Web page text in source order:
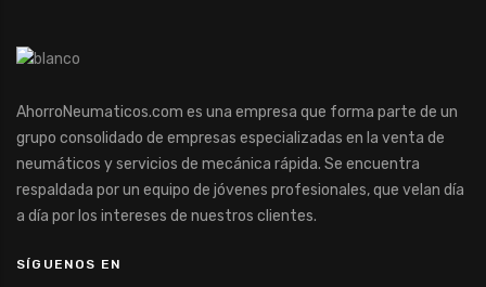
AhorroNeumaticos.com es una empresa que forma parte de un
grupo consolidado de empresas especializadas en la venta de
neumáticos y servicios de mecánica rápida. Se encuentra
respaldada por un equipo de jóvenes profesionales, que velan día
a día por los intereses de nuestros clientes.
SÍGUENOS EN